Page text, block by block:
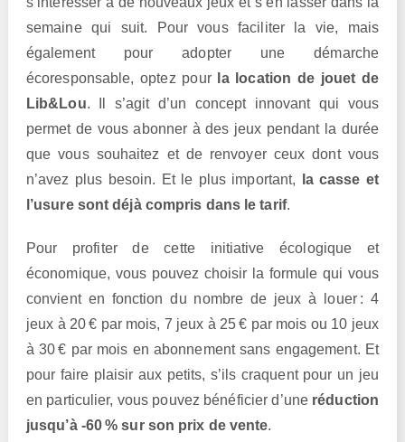
semaine qui suit. Pour vous faciliter la vie, mais
également pour adopter une démarche
écoresponsable, optez pour
la location de jouet de
Lib&Lou. Il s’agit d’un concept innovant qui vous
permet de vous abonner à des jeux pendant la durée
que vous souhaitez et de renvoyer ceux dont vous
n’avez plus besoin. Et le plus important,
la casse et
l’usure sont déjà compris dans le tarif.
Pour profiter de cette initiative écologique et
économique, vous pouvez choisir la formule qui vous
convient en fonction du nombre de jeux à louer : 4
jeux à 20 € par mois, 7 jeux à 25 € par mois ou 10 jeux
à 30 € par mois en abonnement sans engagement. Et
pour faire plaisir aux petits, s’ils craquent pour un jeu
en particulier, vous pouvez bénéficier d’une réduction
jusqu’à -60 % sur son prix de vente.